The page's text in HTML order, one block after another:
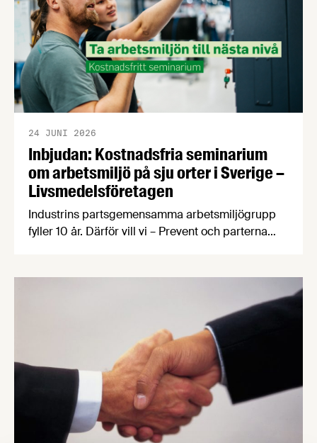
diskussioner om lönebildning.
Inbjudan: Kostnadsfria seminarium
om arbetsmiljö på sju orter i Sverige –
Livsmedelsföretagen
24 JUNI 2026
Industrins partsgemensamma arbetsmiljögrupp
fyller 10 år. Därför vill vi – Prevent och parterna
Seminarierna äger rum i höst på sju olika orter.
Under seminariet kommer du att få med dig ett
antal nyttiga verktyg genom att vi varvar
föreläsningspass med …